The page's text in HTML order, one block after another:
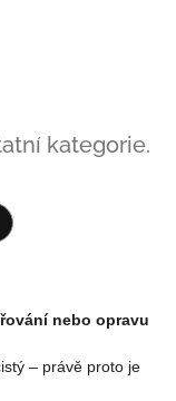
kategorie.
nebo opravu
– právě proto je